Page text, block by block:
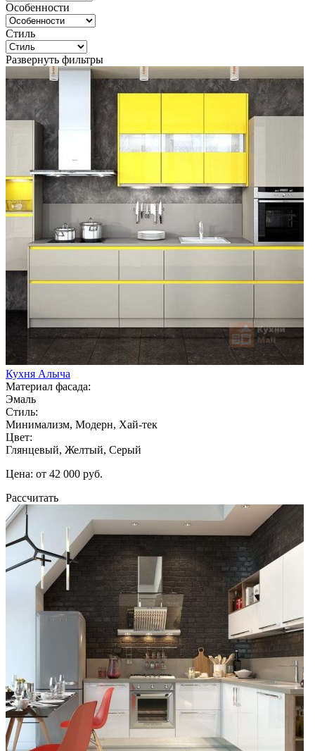
Особенности
Стиль
Развернуть фильтры
Кухня Алыча
Материал фасада:
Эмаль
Стиль:
Минимализм, Модерн, Хай-тек
Цвет:
Глянцевый, Желтый, Серый
Цена: от 42 000 руб.
Рассчитать